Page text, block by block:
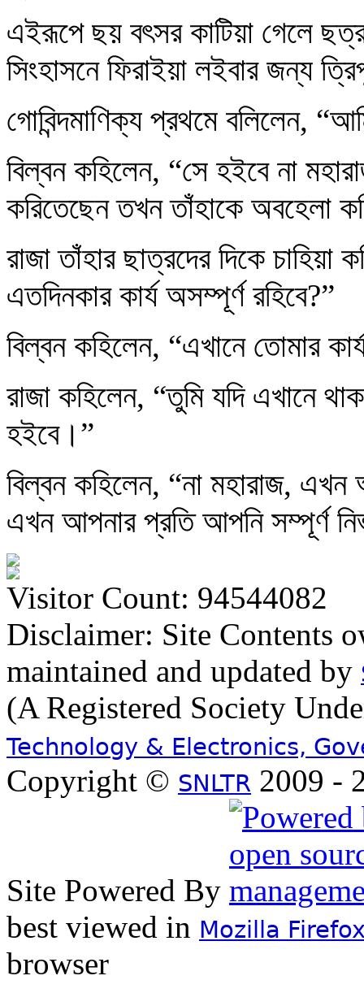
এইরূপে ছয় বৎসর কাটিয়া গেলে
সিংহাসনে ফিরাইয়া লইবার জন্য
গোবিন্দমাণিক্য প্রথমে বলিলেন,
বিল্বন কহিলেন, “সে হইবে না
করিতেছেন তখন তাঁহাকে অবহেলা
রাজা তাঁহার ছাত্রদের দিকে
এতদিনকার কার্য অসম্পূর্ণ রহিবে?”
বিল্বন কহিলেন, “এখানে তোমার
রাজা কহিলেন, “তুমি যদি এখানে
হইবে।”
বিল্বন কহিলেন, “না মহারাজ,
এখন আপনার প্রতি আপনি সম্পূর্ণ
Visitor Count: 94544082
Disclaimer: Site Contents
maintained and updated by
(A Registered Society
Technology & Electronics,
Copyright © SNLTR 2009 -
Site Powered By
best viewed in Mozilla
browser